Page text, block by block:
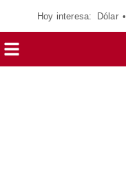
Hoy interesa: Dólar